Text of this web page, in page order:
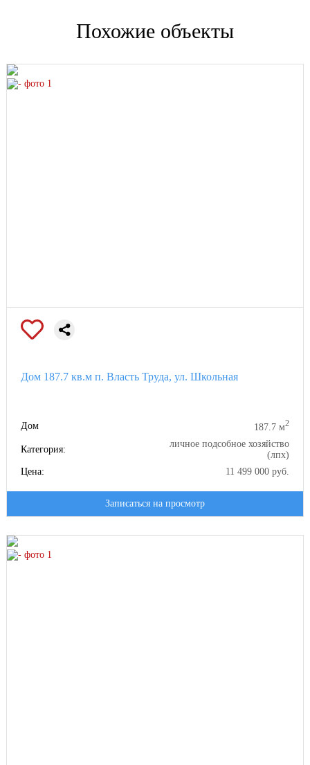
Похожие объекты
Дом 187.7 кв.м п. Власть Труда, ул. Школьная
Дом 187.7 м2
Категория:
личное подсобное хозяйство
(лпх)
Цена:
11 499 000 руб.
Записаться на просмотр